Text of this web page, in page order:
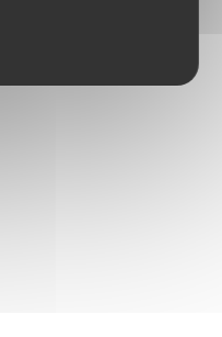
GINETEX SIGNE LA CHARTE
En signant la Charte de